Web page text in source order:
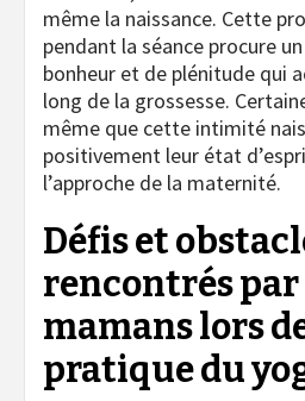
même la naissance. Cette
pendant la séance procure
bonheur et de plénitude qui
long de la grossesse.
même que cette intimité
positivement leur état
l’approche de la maternité.
Défis et
rencontrés
mamans lors
pratique du